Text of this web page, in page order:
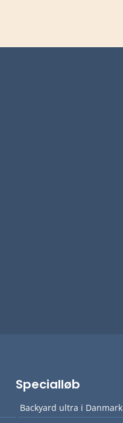
Specialløb
Backyard ultra i Danmark